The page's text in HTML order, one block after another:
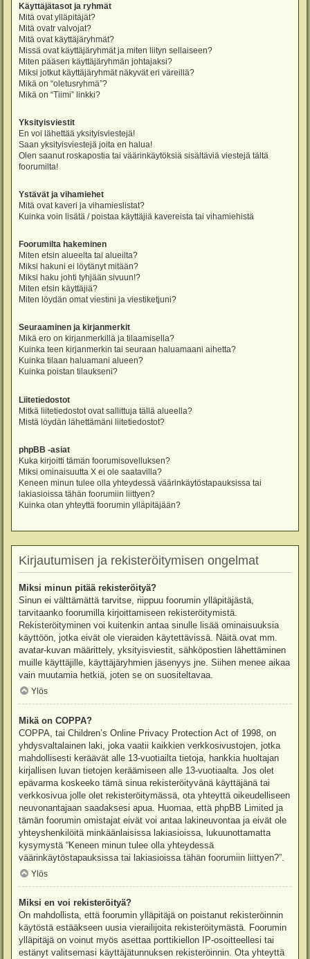
Käyttäjätasot ja ryhmät
Mitä ovat ylläpitäjät?
Mitä ovatr valvojat?
Mitä ovat käyttäjäryhmät?
Missä ovat käyttäjäryhmät ja miten liityn sellaiseen?
Miten pääsen käyttäjäryhmän johtajaksi?
Miksi jotkut käyttäjäryhmät näkyvät eri väreillä?
Mikä on “oletusryhmä”?
Mikä on “Tiimi” linkki?
Yksityisviestit
En voi lähettää yksityisviestejä!
Saan yksityisviestejä joita en halua!
Olen saanut roskapostia tai väärinkäytöksiä sisältäviä viestejä tältä
foorumilta!
Ystävät ja vihamiehet
Mitä ovat kaveri ja vihamieslistat?
Kuinka voin lisätä / poistaa käyttäjiä kavereista tai vihamiehistä
Foorumilta hakeminen
Miten etsin alueelta tai alueilta?
Miksi hakuni ei löytänyt mitään?
Miksi haku johti tyhjään sivuun!?
Miten etsin käyttäjiä?
Miten löydän omat viestini ja viestiketjuni?
Seuraaminen ja kirjanmerkit
Mikä ero on kirjanmerkillä ja tilaamisella?
Kuinka teen kirjanmerkin tai seuraan haluamaani aihetta?
Kuinka tilaan haluamani alueen?
Kuinka poistan tilaukseni?
Liitetiedostot
Mitkä liitetiedostot ovat sallittuja tällä alueella?
Mistä löydän lähettämäni liitetiedostot?
phpBB -asiat
Kuka kirjoitti tämän foorumisovelluksen?
Miksi ominaisuutta X ei ole saatavilla?
Keneen minun tulee olla yhteydessä väärinkäytöstapauksissa tai
lakiasioissa tähän foorumiin liittyen?
Kuinka otan yhteyttä foorumin ylläpitäjään?
Kirjautumisen ja rekisteröitymisen ongelmat
Miksi minun pitää rekisteröityä?
Sinun ei välttämättä tarvitse, riippuu foorumin ylläpitäjästä,
tarvitaanko foorumilla kirjoittamiseen rekisteröitymistä.
Rekisteröityminen voi kuitenkin antaa sinulle lisää ominaisuuksia
käyttöön, jotka eivät ole vieraiden käytettävissä. Näitä ovat mm.
avatar-kuvan määrittely, yksityisviestit, sähköpostien lähettäminen
muille käyttäjille, käyttäjäryhmien jäsenyys jne. Siihen menee aikaa
vain muutamia hetkiä, joten se on suositeltavaa.
Ylös
Mikä on COPPA?
COPPA, tai Children’s Online Privacy Protection Act of 1998, on
yhdysvaltalainen laki, joka vaatii kaikkien verkkosivustojen, jotka
mahdollisesti keräävät alle 13-vuotiailta tietoja, hankkia huoltajan
kirjallisen luvan tietojen keräämiseen alle 13-vuotiaalta. Jos olet
epävarma koskeeko tämä sinua rekisteröityvänä käyttäjänä tai
verkkosivua jolle olet rekisteröitymässä, ota yhteyttä oikeudelliseen
neuvonantajaan saadaksesi apua. Huomaa, että phpBB Limited ja
tämän foorumin omistajat eivät voi antaa lakineuvontaa ja eivät ole
yhteyshenkilöitä minkäänlaisissa lakiasioissa, lukuunottamatta
kysymystä “Keneen minun tulee olla yhteydessä
väärinkäytöstapauksissa tai lakiasioissa tähän foorumiin liittyen?”.
Ylös
Miksi en voi rekisteröityä?
On mahdollista, että foorumin ylläpitäjä on poistanut rekisteröinnin
käytöstä estääkseen uusia vierailijoita rekisteröitymästä. Foorumin
ylläpitäjä on voinut myös asettaa porttikiellon IP-osoitteellesi tai
estänyt valitsemasi käyttäjätunnuksen rekisteröinnin. Ota yhteyttä